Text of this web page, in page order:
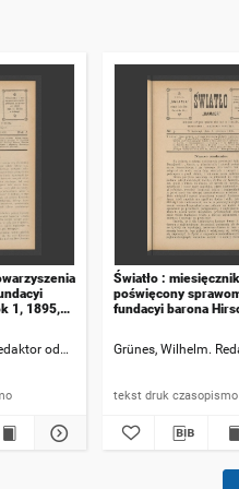
1, 1895,
odpowiedzialny
Światło : miesięcznik
poświęcony
fundacyi barona
Grünes, Wilhelm.
tekst druk czasopismo